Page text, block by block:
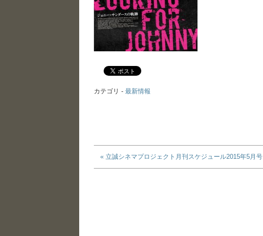
カテゴリ - 最新情報
« 立誠シネマプロジェクト月刊スケジュール2015年5月号